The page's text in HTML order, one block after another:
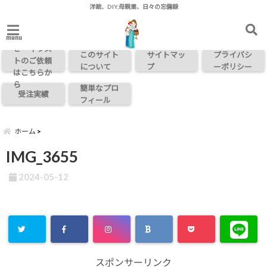
洋裁、DIY,母親業、日々の忘備録
menuお問い合わ
せ・イラス
トのご依頼
はこちらか
ら
このサイト
について
サイトマッ
プ
プライバシ
ーポリシー
受注実績
簡単なプロ
フィール
ホーム
IMG_3655
2024-05-12
スポンサーリンク